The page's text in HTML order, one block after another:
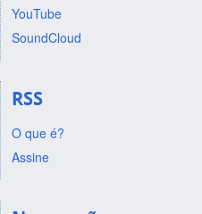
YouTube
SoundCloud
RSS
O que é?
Assine